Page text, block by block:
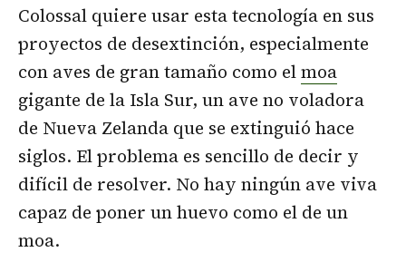
Colossal quiere usar esta tecnología en sus
proyectos de desextinción, especialmente
con aves de gran tamaño como elmoa
gigante de la Isla Sur, un ave no voladora
de Nueva Zelanda que se extinguió hace
siglos. El problema es sencillo de decir y
difícil de resolver. No hay ningún ave viva
capaz de poner un huevo como el de un
moa.